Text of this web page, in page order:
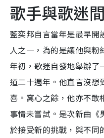
歌手與歌迷
藍奕邦自言當年是最早開
人之一，為的是讓他與
年初，歌迷自發地舉辦了
道二十週年。他直言沒想
喜。窩心之餘，他亦不敢
事情未嘗試。是次新曲《
於接受新的挑戰，與不同